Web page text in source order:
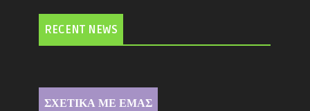
RECENT NEWS
ΣΧΕΤΙΚΑ ΜΕ ΕΜΑΣ